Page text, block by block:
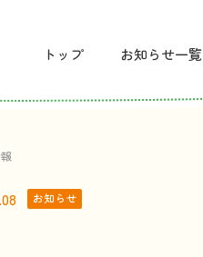
トップ お知らせ一覧
お知らせ